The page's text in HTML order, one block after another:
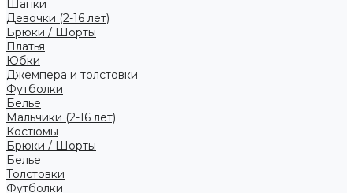
Шапки
Девочки (2-16 лет)
Брюки / Шорты
Платья
Юбки
Джемпера и толстовки
Футболки
Белье
Мальчики (2-16 лет)
Костюмы
Брюки / Шорты
Белье
Толстовки
Футболки